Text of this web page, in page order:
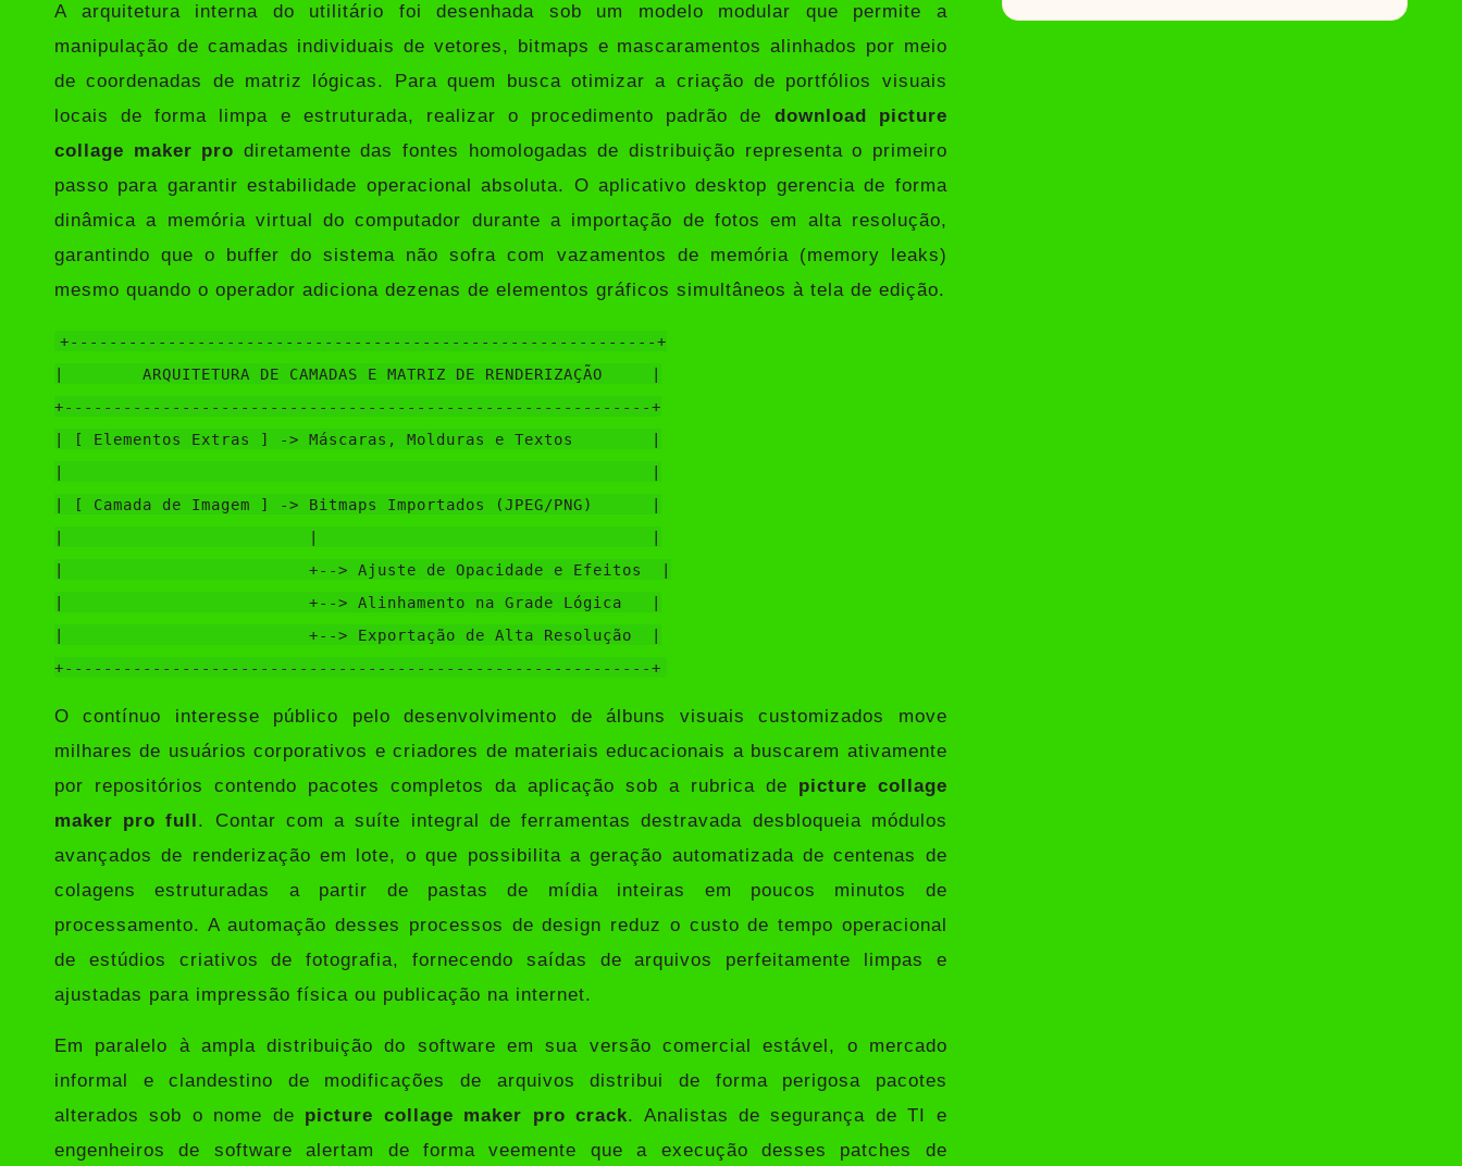
A arquitetura interna do utilitário foi desenhada sob um modelo modular que permite a
manipulação de camadas individuais de vetores, bitmaps e mascaramentos alinhados por meio
de coordenadas de matriz lógicas. Para quem busca otimizar a criação de portfólios visuais
locais de forma limpa e estruturada, realizar o procedimento padrão de download picture
collage maker pro diretamente das fontes homologadas de distribuição representa o primeiro
passo para garantir estabilidade operacional absoluta. O aplicativo desktop gerencia de forma
dinâmica a memória virtual do computador durante a importação de fotos em alta resolução,
garantindo que o buffer do sistema não sofra com vazamentos de memória (memory leaks)
mesmo quando o operador adiciona dezenas de elementos gráficos simultâneos à tela de edição.
+------------------------------------------------------------+
|        ARQUITETURA DE CAMADAS E MATRIZ DE RENDERIZAÇÃO     |
+------------------------------------------------------------+
| [ Elementos Extras ] -> Máscaras, Molduras e Textos        |
|                                                            |
| [ Camada de Imagem ] -> Bitmaps Importados (JPEG/PNG)      |
|                         |                                  |
|                         +--> Ajuste de Opacidade e Efeitos  |
|                         +--> Alinhamento na Grade Lógica   |
|                         +--> Exportação de Alta Resolução  |
O contínuo interesse público pelo desenvolvimento de álbuns visuais customizados move
milhares de usuários corporativos e criadores de materiais educacionais a buscarem ativamente
por repositórios contendo pacotes completos da aplicação sob a rubrica de picture collage
maker pro full . Contar com a suíte integral de ferramentas destravada desbloqueia módulos
avançados de renderização em lote, o que possibilita a geração automatizada de centenas de
colagens estruturadas a partir de pastas de mídia inteiras em poucos minutos de
processamento. A automação desses processos de design reduz o custo de tempo operacional
de estúdios criativos de fotografia, fornecendo saídas de arquivos perfeitamente limpas e
ajustadas para impressão física ou publicação na internet.
Em paralelo à ampla distribuição do software em sua versão comercial estável, o mercado
informal e clandestino de modificações de arquivos distribui de forma perigosa pacotes
alterados sob o nome de picture collage maker pro crack. Analistas de segurança de TI e
engenheiros de software alertam de forma veemente que a execução desses patches de